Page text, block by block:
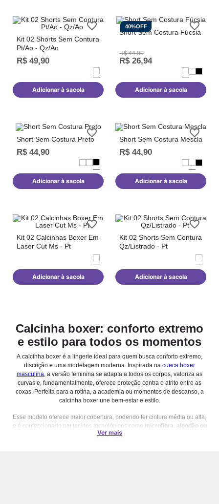
Kit 02 Shorts Sem Contura
Pt/Ao - Qz/Ao
R$ 49,90
Adicionar à sacola
40%OFF
Short Sem Costura Fúcsia
R$ 44,90
R$ 26,94
Adicionar à sacola
Short Sem Costura Preto
R$ 44,90
Adicionar à sacola
Short Sem Costura Mescla
R$ 44,90
Adicionar à sacola
Kit 02 Calcinhas Boxer Em
Laser Cut Ms - Pt
Adicionar à sacola
Kit 02 Shorts Sem Contura
Qz/Listrado - Pt
Adicionar à sacola
Calcinha boxer: conforto extremo
e estilo para todos os momentos
A calcinha boxer é a lingerie ideal para quem busca conforto extremo,
discrição e uma modelagem moderna. Inspirada na cueca boxer
masculina, a versão feminina se adapta a todos os corpos, valoriza as
curvas e, fundamentalmente, oferece proteção contra o atrito entre as
coxas. Perfeita para a rotina, a academia ou momentos de descanso, a
calcinha boxer une bem-estar e estilo.
Esse modelo oferece maior cobertura, podendo ter cintura média ou alta,
e é confeccionado em tecidos tecnológicos como microfibra, algodão ou
. Um grande benefício é seu ajuste perfeito com
Ver mais